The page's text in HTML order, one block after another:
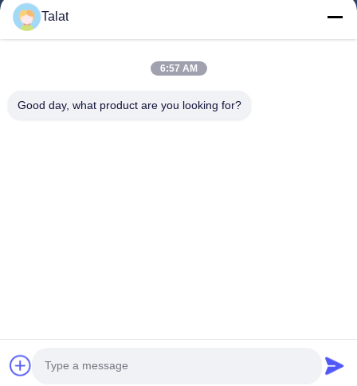
제품 소개
회사 소개
품질 관리
©2026- Wuxi Talat Steel Co., Ltd.. 모두 모든 권리 보호
Talat
6:57 AM
Good day, what product are you looking for?